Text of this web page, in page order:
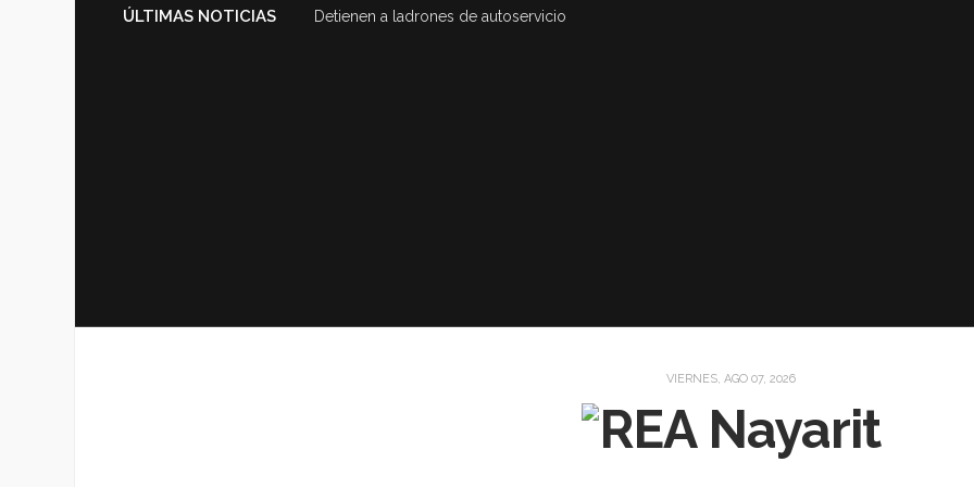
ÚLTIMAS NOTICIAS Detienen a ladrones de autoservicio
VIERNES, AGO 07, 2026